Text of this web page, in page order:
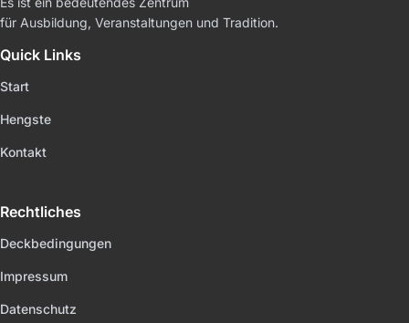
für Ausbildung, Veranstaltungen und Tradition.
Quick Links
Start
Hengste
Kontakt
Rechtliches
Deckbedingungen
Impressum
Datenschutz